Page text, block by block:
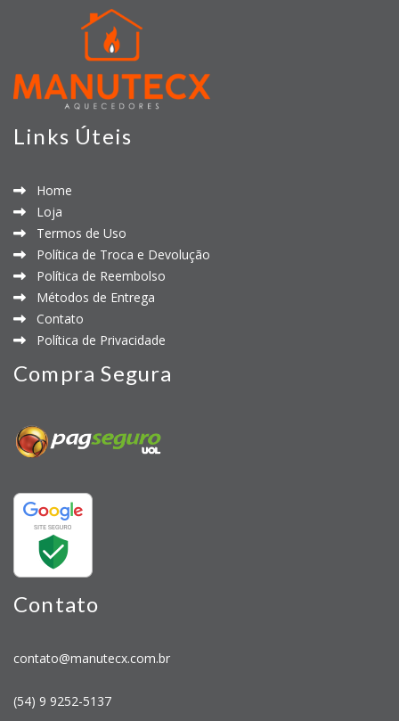
Links Úteis
Home
Loja
Termos de Uso
Política de Troca e Devolução
Política de Reembolso
Métodos de Entrega
Contato
Política de Privacidade
Compra Segura
Contato
contato@manutecx.com.br
(54) 9 9252-5137